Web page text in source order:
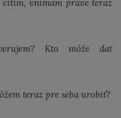
cítim, vnímam práve teraz
Kto môže dať
teraz pre seba urobiť?